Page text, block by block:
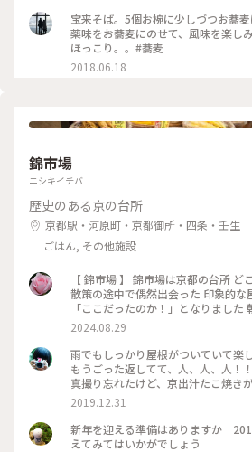
宝来そば。5個お椀に少しづつお蕎
薬味をお蕎麦にのせて、風味を楽し
ほっこり。。#蕎麦
2018.06.18
錦市場
ニシキイチバ
歴史のある京の台所
京都駅・河原町・京都御所・四条・壬生
ごはん, その他施設
【 錦市場 】 錦市場は京都の台所 どこにあるかもわからずに、
散策の途中で偶然出会った 印象的な
「ここだったのか！」となりました
開店準備におわれるスタッフ 並ぶ海
で、心残りになり
2024.08.29
雨でもしっかり屋根がついていて楽
もうごった返してて、人、人、人！
真撮り忘れたけど、京出汁たこ焼き
にぴったりで、とても温かかったで
はオリーブオイルを使って揚げてい
くなかったです。 たこは頭のところ
ます。噛みきりやすく、ぺろっと食べ
2019.12.31
新年を迎える準備はありますか
えてみてはいかがでしょう